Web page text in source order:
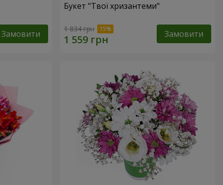
Замовити
Букет "Твої хризантеми"
1 834 грн Замовити